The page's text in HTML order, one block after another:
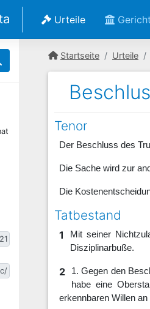
Urteile
Startseite Urteile
Tenor
Der Beschluss des
Die Sache wird zur
Die
Tatbestand
1
Mit seiner
Disziplinarbuße.
2
1. Gegen den
habe eine
erkennbaren Willen